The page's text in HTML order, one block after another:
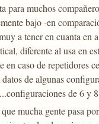
para muchos
bajo -en
a tener en cuanta en
diferente al usa en
en caso de repetidores
de algunas
de 6 y
mucha gente pasa